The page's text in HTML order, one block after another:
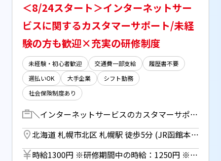
＜8/24スタート＞インターネットサー
ビスに関するカスタマーサポート/未経
験の方も歓迎×充実の研修制度
未経験・初心者歓迎 交通費一部支給
履歴書不要
週払いOK
大手企業
シフト勤務
社会保険制度あり
＼インターネットサービスのカスタマーサポート／ インターネットサービスに関するカスタマーサポートをお任せします！ ・各種申込受付 ・契約プラン内容確認・変更 ・サービス概要説明 ・付加サービス案内 ・解約受付・抑止 ・専用端末への履歴データ処理 など 【研修期間】 1ヶ月程度 09:45～18:15(平日のみ)
北海道 札幌市北区 札幌駅 徒歩5分 (JR函館本線) ／ さっぽろ駅 徒歩5分 (札幌市営南北線) ／ さっぽろ駅 徒歩5分 (札幌市営東豊線)
時給1300円 ※研修期間中の時給：1250円 ※週払い（規定あり）利用OK！（但し、週払い制度は初回2ヵ月間のみ、3ヵ月目以降は月払い制になります。利用についてはご本人様からお仕事紹介時に申請があった場合のみとなります。）